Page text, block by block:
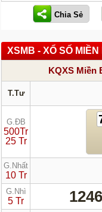
XSMB - XỔ SỐ MIỀN
KQXS Miền
T.Tư
G.ĐB
500Tr
25 Tr
G.Nhất
10 Tr
G.Nhì
5 Tr